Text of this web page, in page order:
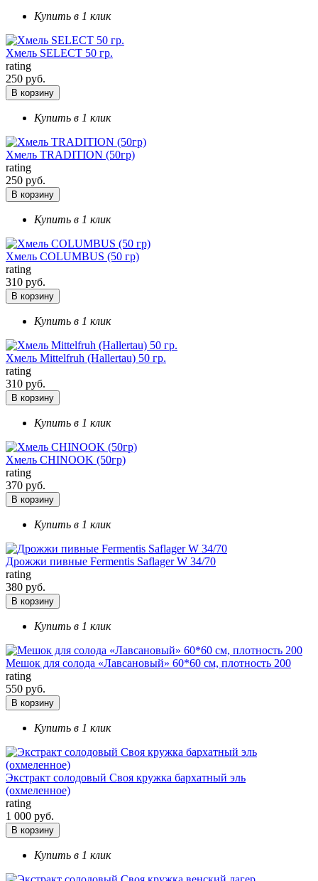
Купить в 1 клик
Хмель SELECT 50 гр.
rating
250 руб.
В корзину
Купить в 1 клик
Хмель TRADITION (50гр)
rating
250 руб.
В корзину
Купить в 1 клик
Хмель COLUMBUS (50 гр)
rating
310 руб.
В корзину
Купить в 1 клик
Хмель Mittelfruh (Hallertau) 50 гр.
rating
310 руб.
В корзину
Купить в 1 клик
Хмель CHINOOK (50гр)
rating
370 руб.
В корзину
Купить в 1 клик
Дрожжи пивные Fermentis Saflager W 34/70
rating
380 руб.
В корзину
Купить в 1 клик
Мешок для солода «Лавсановый» 60*60 см, плотность 200
rating
550 руб.
В корзину
Купить в 1 клик
Экстракт солодовый Своя кружка бархатный эль
(охмеленное)
rating
1 000 руб.
В корзину
Купить в 1 клик